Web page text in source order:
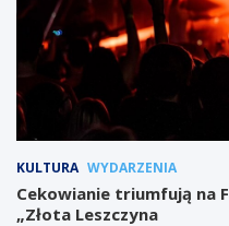
KULTURA WYDARZENIA
Cekowianie triumfują na
„Złota Leszczyna